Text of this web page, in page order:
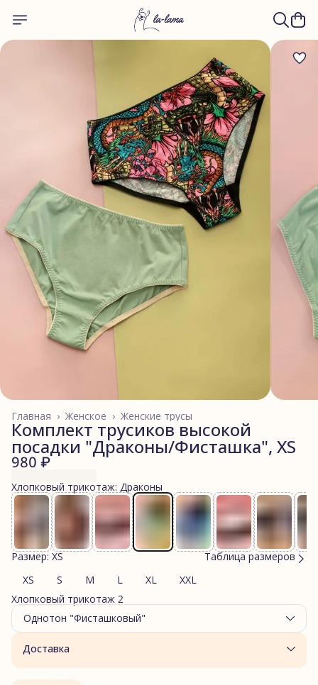
Женские трусы
Женское ›
Главная ›
Комплект трусиков высокой
посадки "Драконы/Фисташка", XS
980 ₽
Хлопковый трикотаж: Драконы
Размер: XS
Таблица размеров
XS
S M L XL
XXL
Хлопковый трикотаж 2
Однотон "Фисташковый"
Доставка